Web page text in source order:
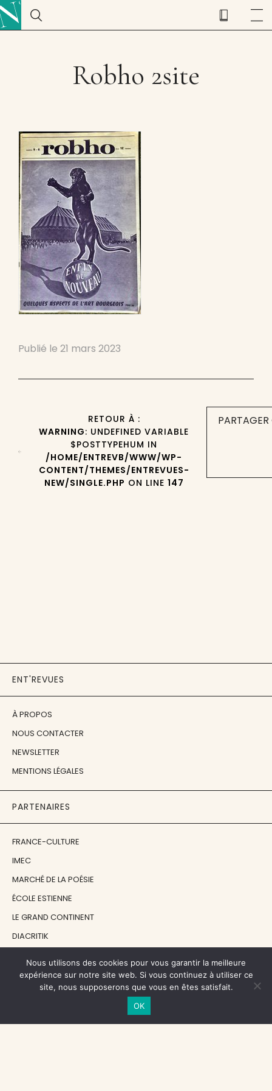
Robho 2site
Publié le 21 mars 2023
RETOUR À :
WARNING: UNDEFINED VARIABLE
$POSTTYPEHUM IN
/HOME/ENTREVB/WWW/WP-
CONTENT/THEMES/ENTREVUES-
NEW/SINGLE.PHP ON LINE 147
ENT'REVUES
À PROPOS
NOUS CONTACTER
NEWSLETTER
MENTIONS LÉGALES
PARTENAIRES
FRANCE-CULTURE
IMEC
MARCHÉ DE LA POÉSIE
ÉCOLE ESTIENNE
LE GRAND CONTINENT
DIACRITIK
NOS SOUTIENS
CENTRE NATIONAL DU LIVRE
Nous utilisons des cookies pour vous garantir la meilleure
expérience sur notre site web. Si vous continuez à utiliser ce
site, nous supposerons que vous en êtes satisfait.
OK